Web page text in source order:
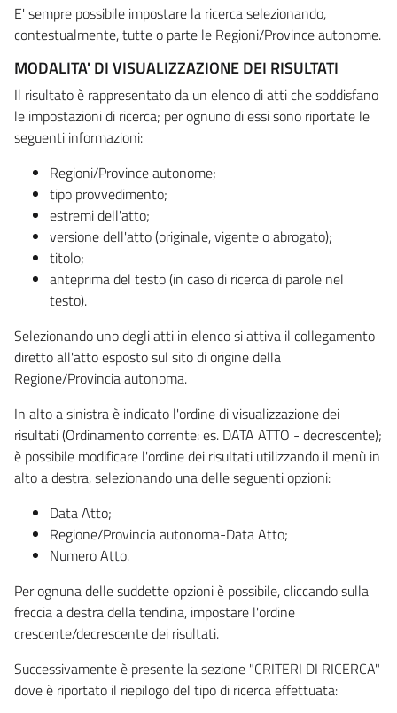
E' sempre possibile impostare la ricerca selezionando,
contestualmente, tutte o parte le Regioni/Province autonome.
MODALITA' DI VISUALIZZAZIONE DEI RISULTATI
Il risultato è rappresentato da un elenco di atti che soddisfano
le impostazioni di ricerca; per ognuno di essi sono riportate le
seguenti informazioni:
Regioni/Province autonome;
tipo provvedimento;
estremi dell'atto;
versione dell'atto (originale, vigente o abrogato);
titolo;
anteprima del testo (in caso di ricerca di parole nel
testo).
Selezionando uno degli atti in elenco si attiva il collegamento
diretto all'atto esposto sul sito di origine della
Regione/Provincia autonoma.
In alto a sinistra è indicato l'ordine di visualizzazione dei
risultati (Ordinamento corrente: es. DATA ATTO - decrescente);
è possibile modificare l'ordine dei risultati utilizzando il menù in
alto a destra, selezionando una delle seguenti opzioni:
Data Atto;
Regione/Provincia autonoma-Data Atto;
Numero Atto.
Per ognuna delle suddette opzioni è possibile, cliccando sulla
freccia a destra della tendina, impostare l'ordine
crescente/decrescente dei risultati.
Successivamente è presente la sezione "CRITERI DI RICERCA"
dove è riportato il riepilogo del tipo di ricerca effettuata: